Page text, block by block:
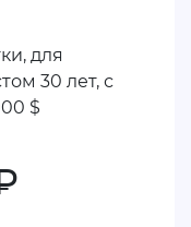
для
30 лет, с
$